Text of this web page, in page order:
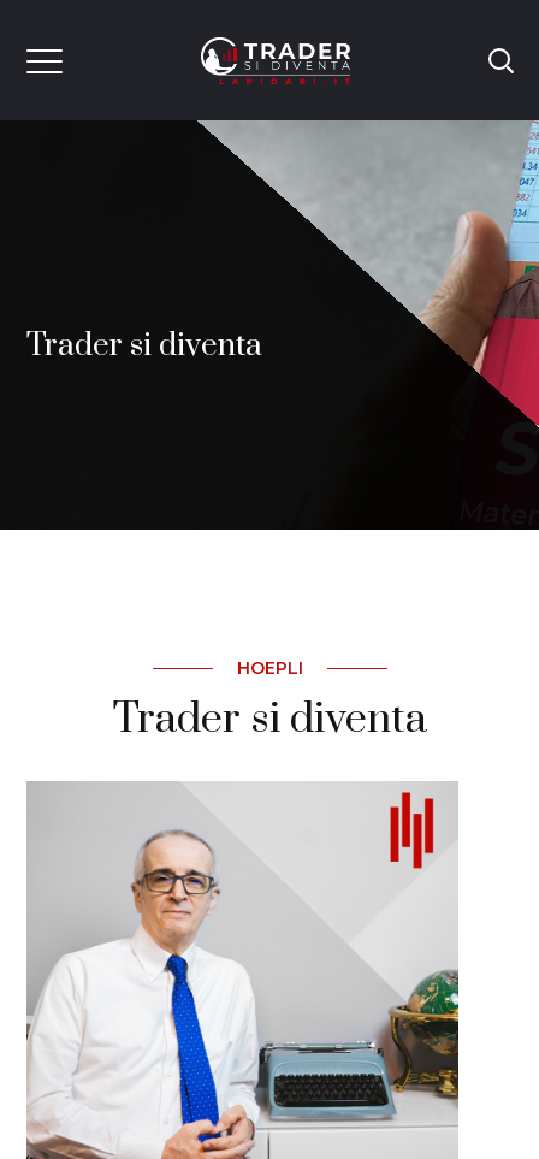
Trader si diventa
HOEPLI
Trader si diventa